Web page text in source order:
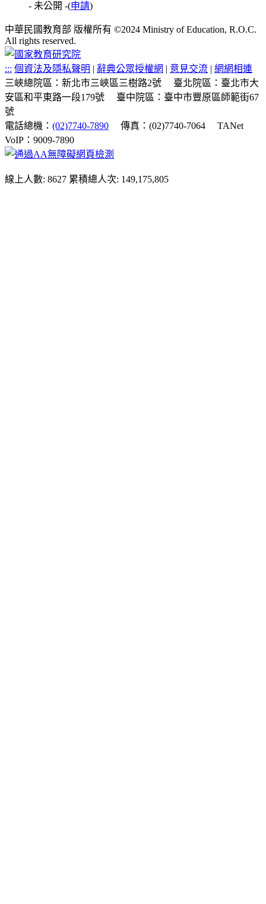
- 未公開 -(申請)
中華民國教育部 版權所有 ©2024 Ministry of Education, R.O.C.
All rights reserved.
::: 個資法及隱私聲明 | 辭典公眾授權網 | 意見交流 | 網網相連
三峽總院區：新北市三峽區三樹路2號
臺北院區：臺北市大
安區和平東路一段179號
臺中院區：臺中市豐原區師範街67
號
電話總機： (02)7740-7890 傳真：(02)7740-7064
TANet
VoIP：9009-7890
線上人數: 8627 累積總人次: 149,175,805